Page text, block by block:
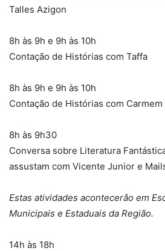
Talles Azigon
8h às 9h e 9h às 10h
Contação de Histórias com Taffa
8h às 9h e 9h às 10h
Contação de Histórias com
8h às 9h30
Conversa sobre Literatura
assustam com Vicente Junior e
Estas atividades acontecerão em
Municipais e Estaduais da Região.
14h às 18h